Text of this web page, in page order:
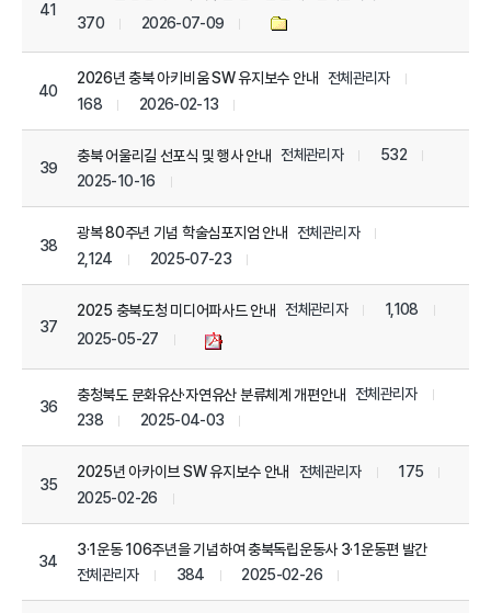
41
370
2026-07-09
40
2026년 충북 아키비움 SW 유지보수 안내
전체관리자
168
2026-02-13
39
충북 어울리길 선포식 및 행사 안내 전체관리자
532
2025-10-16
38
광복 80주년 기념 학술심포지엄 안내
전체관리자
2,124
2025-07-23
37
2025 충북도청 미디어파사드 안내 전체관리자
1,108
2025-05-27
36
충청북도 문화유산·자연유산 분류체계 개편안내
전체관리자
238
2025-04-03
35
2025년 아카이브 SW 유지보수 안내 전체관리자
175
2025-02-26
34
3·1운동 106주년을 기념하여 충북독립운동사 3·1운동편 발간
전체관리자
384 2025-02-26